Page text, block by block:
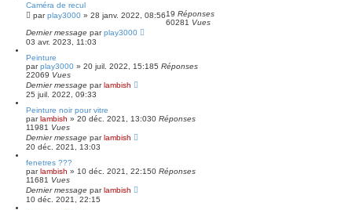
Caméra de recul
parplay3000 » 28 janv. 2022, 08:5619 Réponses
60281 Vues
Dernier message parplay3000
03 avr. 2023, 11:03
Peinture
parplay3000 » 20 juil. 2022, 15:185 Réponses
22069 Vues
Dernier message parlambish
25 juil. 2022, 09:33
Peinture noir pour vitre
parlambish » 20 déc. 2021, 13:030 Réponses
11981 Vues
Dernier message parlambish
20 déc. 2021, 13:03
fenetres ???
parlambish » 10 déc. 2021, 22:150 Réponses
11681 Vues
Dernier message parlambish
10 déc. 2021, 22:15